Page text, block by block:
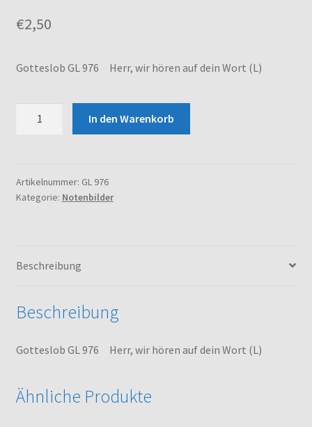
Versand und Zahlungsbedingungen
Warenkorb
€2,50
Gotteslob GL 976 Herr, wir hören auf dein Wort (L)
wir
hören
(L)
In den Warenkorb
Artikelnummer: GL 976
Kategorie: Notenbilder
Beschreibung
Beschreibung
Gotteslob GL 976 Herr, wir hören auf dein Wort (L)
Ähnliche Produkte